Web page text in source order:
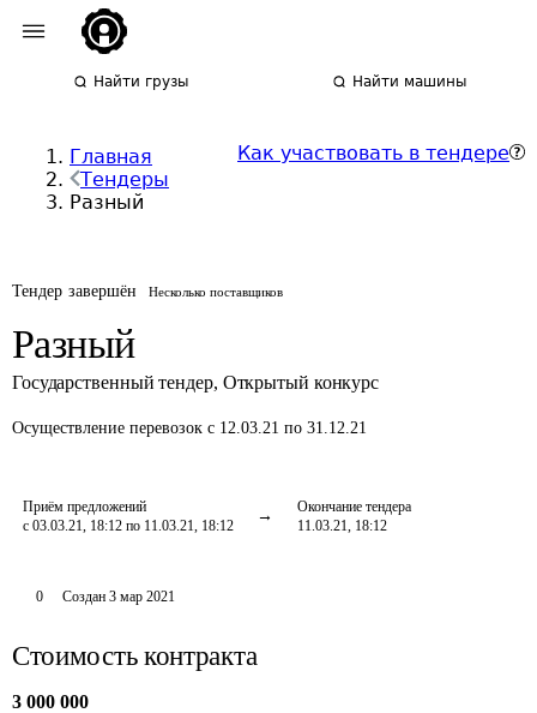
Найти грузы Найти машины
Главная
Тендеры
Разный
Как участвовать в тендере
Тендер завершён Несколько поставщиков
Разный
Государственный тендер, Открытый конкурс
Осуществление перевозок с 12.03.21 по 31.12.21
Приём предложений
с 03.03.21, 18:12 по 11.03.21, 18:12
Окончание тендера
11.03.21, 18:12
0 Создан 3 мар 2021
Стоимость контракта
3 000 000